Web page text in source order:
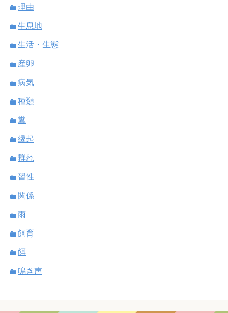
理由
生息地
生活・生態
産卵
病気
種類
糞
縁起
群れ
習性
関係
雨
飼育
餌
鳴き声